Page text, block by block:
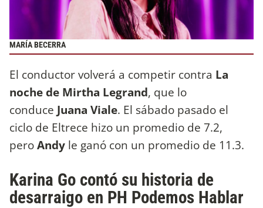
MARÍA BECERRA
El conductor volverá a competir contra La
noche de Mirtha Legrand, que lo
conduce Juana Viale. El sábado pasado el
ciclo de Eltrece hizo un promedio de 7.2,
peroAndy le ganó con un promedio de 11.3.
Karina Go contó su historia de
desarraigo en PH Podemos Hablar